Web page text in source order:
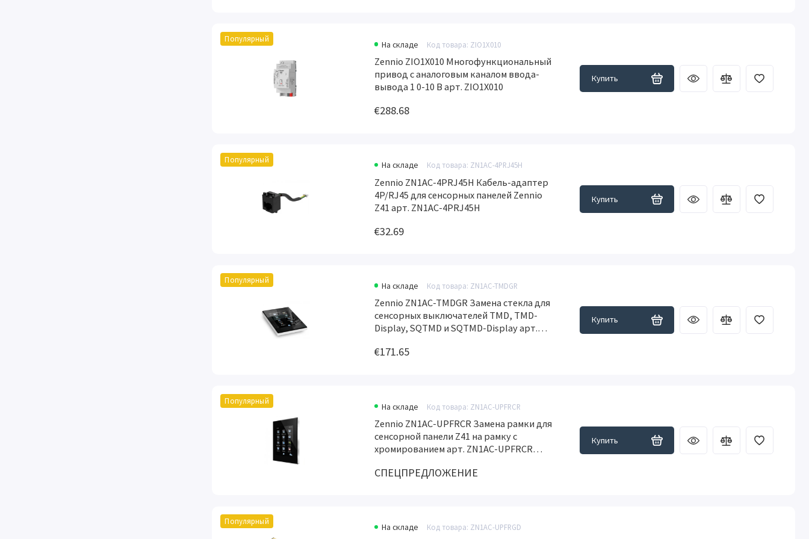
Популярный
На складе Код товара: ZIO1X010
Zennio ZIO1X010 Многофункциональный
привод с аналоговым каналом ввода-
вывода 1 0-10 В арт. ZIO1X010
€288.68
Купить
Популярный
На складе Код товара: ZN1AC-4PRJ45H
Zennio ZN1AC-4PRJ45H Кабель-адаптер
4P/RJ45 для сенсорных панелей Zennio
Z41 арт. ZN1AC-4PRJ45H
€32.69
Купить
Популярный
На складе Код товара: ZN1AC-TMDGR
Zennio ZN1AC-TMDGR Замена стекла для
сенсорных выключателей TMD, TMD-
Display, SQTMD и SQTMD-Display арт.
€171.65
Купить
Популярный
На складе Код товара: ZN1AC-UPFRCR
Zennio ZN1AC-UPFRCR Замена рамки для
сенсорной панели Z41 на рамку с
хромированием арт. ZN1AC-UPFRCR
СПЕЦПРЕДЛОЖЕНИЕ
Купить
Популярный
На складе Код товара: ZN1AC-UPFRGD